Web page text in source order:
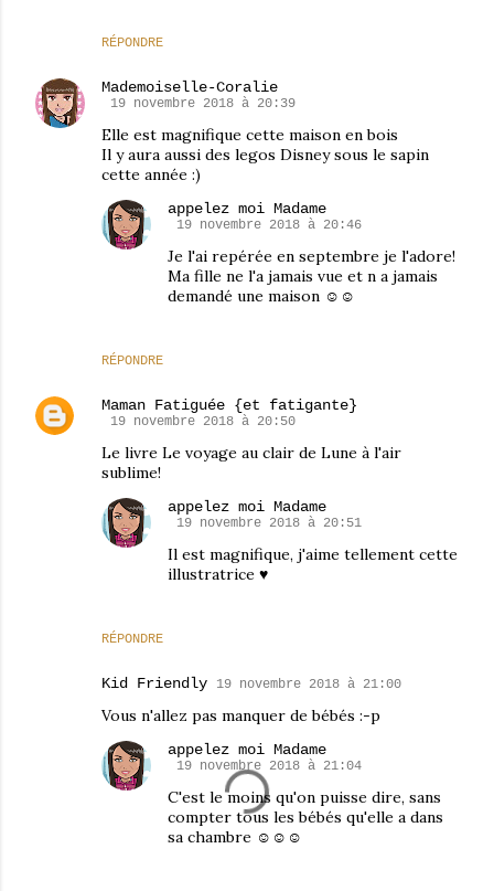
RÉPONDRE
Mademoiselle-Coralie
19 novembre 2018 à 20:39
Elle est magnifique cette maison en bois
Il y aura aussi des legos Disney sous le sapin
cette année :)
RÉPONDRE
appelez moi Madame
19 novembre 2018 à 20:46
Je l'ai repérée en septembre je l'adore!
Ma fille ne l'a jamais vue et n a jamais
demandé une maison ☺☺
Maman Fatiguée {et fatigante}
19 novembre 2018 à 20:50
Le livre Le voyage au clair de Lune à l'air
sublime!
RÉPONDRE
appelez moi Madame
19 novembre 2018 à 20:51
Il est magnifique, j'aime tellement cette
illustratrice ♥
Kid Friendly 19 novembre 2018 à 21:00
Vous n'allez pas manquer de bébés :-p
appelez moi Madame
19 novembre 2018 à 21:04
C'est le moins qu'on puisse dire, sans
compter tous les bébés qu'elle a dans
sa chambre ☺☺☺